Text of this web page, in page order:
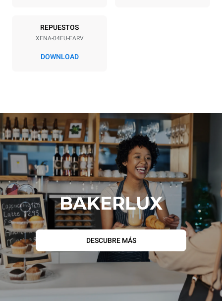
50 / 60 Hz
REPUESTOS
XENA-04EU-EARV
DOWNLOAD
BAKERLUX
DESCUBRE MÁS